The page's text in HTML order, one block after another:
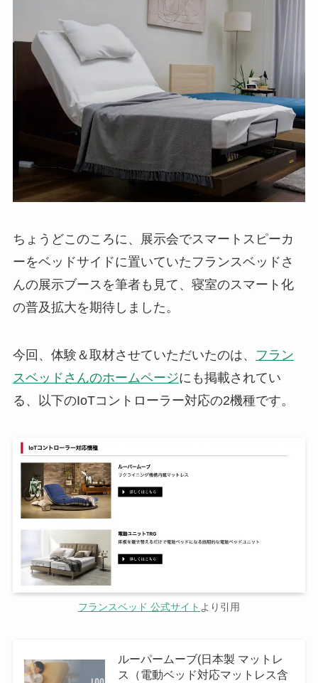
ちょうどこのころに、展示会でスマートスピーカ
ーをベッドサイドに置いていたフランスベッドさ
んの展示ブースを筆者も見て、寝室のスマート化
の普及拡大を期待しました。
今回、体験＆取材させていただいたのは、
フラン
スベッドさんのホームページにも掲載されてい
る、以下のIoTコントローラー対応の2機種です。
フランスベッド 公式サイト より引用
ルーパームーブ(日本製 マットレ
ス（電動ベッド対応マットレス含